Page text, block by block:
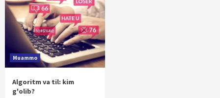
Muammo
Algoritm va til: kim
g'olib?